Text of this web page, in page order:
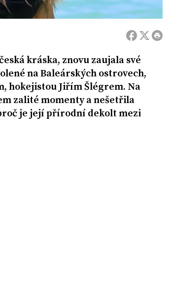
kráska, znovu zaujala své
na Baleárských ostrovech,
hokejistou Jiřím Šlégrem. Na
zalité momenty a nešetřila
je její přírodní dekolt mezi